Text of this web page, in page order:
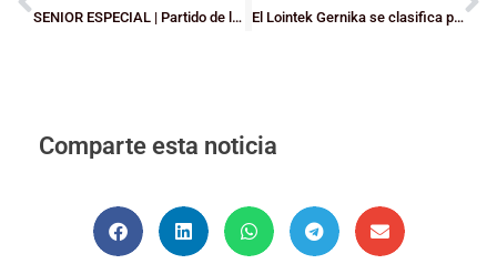
SENIOR ESPECIAL | Partido de la Jornada: Colegio Basauri Vs Begoñazpi Ikastola (fem.) El Lointek Gernika se clasifica para semifinales de la Copa donde espera el Avenida
Comparte esta noticia